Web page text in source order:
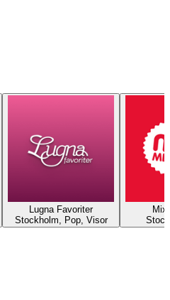
Lugna Favoriter
Stockholm, Pop, Visor
Mix